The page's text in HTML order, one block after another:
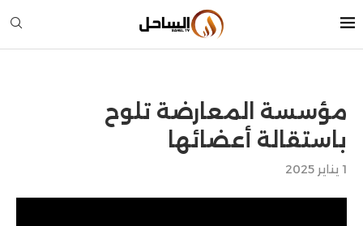
مؤسسة المعارضة تلوح
باستقالة أعضائها
1 يناير 2025